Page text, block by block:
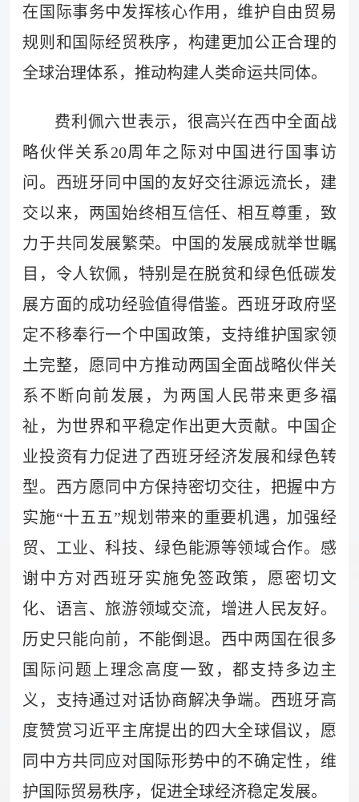
在国际事务中发挥核心作用，维护自由贸易
规则和国际经贸秩序，构建更加公正合理的
全球治理体系，推动构建人类命运共同体。
费利佩六世表示，很高兴在西中全面战
略伙伴关系20周年之际对中国进行国事访
问。西班牙同中国的友好交往源远流长，建
交以来，两国始终相互信任、相互尊重，致
力于共同发展繁荣。中国的发展成就举世瞩
目，令人钦佩，特别是在脱贫和绿色低碳发
展方面的成功经验值得借鉴。西班牙政府坚
定不移奉行一个中国政策，支持维护国家领
土完整，愿同中方推动两国全面战略伙伴关
系不断向前发展，为两国人民带来更多福
祉，为世界和平稳定作出更大贡献。中国企
业投资有力促进了西班牙经济发展和绿色转
型。西方愿同中方保持密切交往，把握中方
实施“十五五”规划带来的重要机遇，加强经
贸、工业、科技、绿色能源等领域合作。感
谢中方对西班牙实施免签政策，愿密切文
化、语言、旅游领域交流，增进人民友好。
历史只能向前，不能倒退。西中两国在很多
国际问题上理念高度一致，都支持多边主
义，支持通过对话协商解决争端。西班牙高
度赞赏习近平主席提出的四大全球倡议，愿
同中方共同应对国际形势中的不确定性，维
护国际贸易秩序，促进全球经济稳定发展。